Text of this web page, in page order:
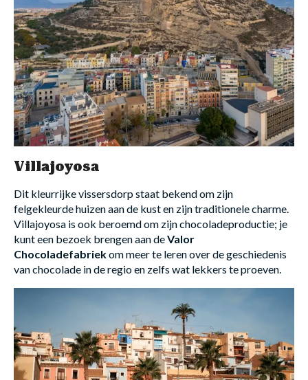
Villajoyosa
Dit kleurrijke vissersdorp staat bekend om zijn
felgekleurde huizen aan de kust en zijn traditionele charme.
Villajoyosa is ook beroemd om zijn chocoladeproductie; je
kunt een bezoek brengen aan deValor
Chocoladefabriekom meer te leren over de geschiedenis
van chocolade in de regio en zelfs wat lekkers te proeven.